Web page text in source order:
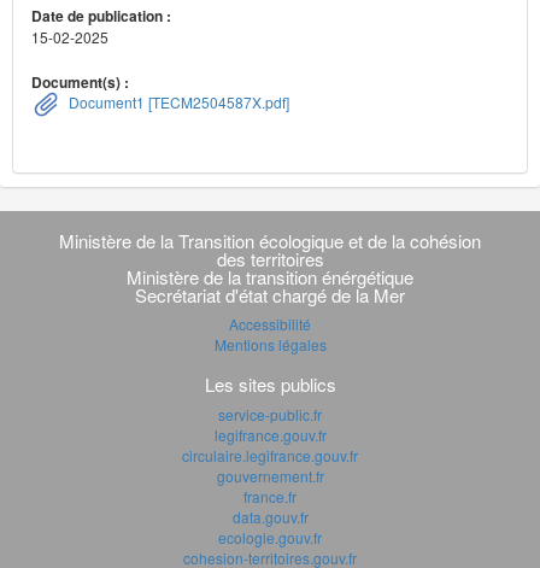
Date de publication :
15-02-2025
Document(s) :
Document1 [TECM2504587X.pdf]
Navigation
transverse
Ministère de la Transition écologique et de la cohésion
des territoires
Ministère de la transition énérgétique
Secrétariat d'état chargé de la Mer
Accessibilité
Mentions légales
Les sites publics
service-public.fr
legifrance.gouv.fr
circulaire.legifrance.gouv.fr
gouvernement.fr
france.fr
data.gouv.fr
ecologie.gouv.fr
cohesion-territoires.gouv.fr